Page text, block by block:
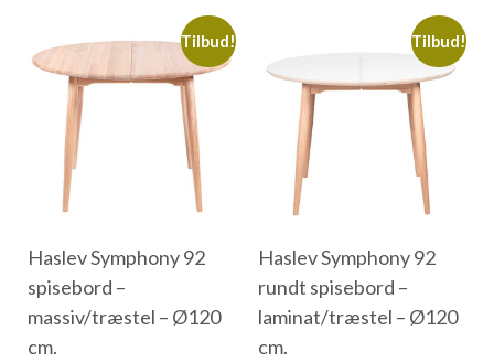
Tilbud!
Haslev Symphony 92
spisebord –
massiv/træstel – Ø120
cm.
Tilbud!
Haslev Symphony 92
rundt spisebord –
laminat/træstel – Ø120
cm.